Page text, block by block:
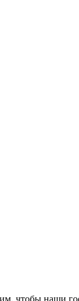
чтобы наши